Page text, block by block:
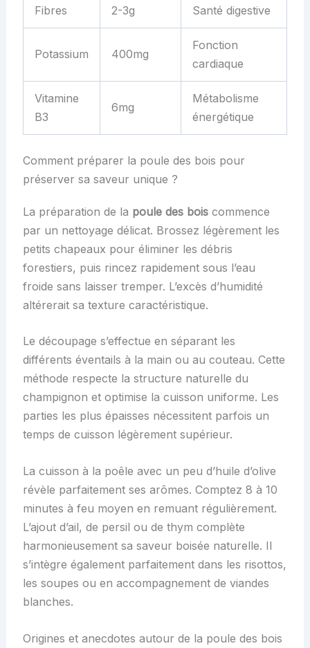
Fibres 2-3g Santé digestive
Potassium 400mg
Fonction
cardiaque
Vitamine
B3
6mg
Métabolisme
énergétique
Comment préparer la poule des bois pour
préserver sa saveur unique ?
La préparation de la poule des boiscommence
par un nettoyage délicat. Brossez légèrement les
petits chapeaux pour éliminer les débris
forestiers, puis rincez rapidement sous l’eau
froide sans laisser tremper. L’excès d’humidité
altérerait sa texture caractéristique.
Le découpage s’effectue en séparant les
différents éventails à la main ou au couteau. Cette
méthode respecte la structure naturelle du
champignon et optimise la cuisson uniforme. Les
parties les plus épaisses nécessitent parfois un
temps de cuisson légèrement supérieur.
La cuisson à la poêle avec un peu d’huile d’olive
révèle parfaitement ses arômes. Comptez 8 à 10
minutes à feu moyen en remuant régulièrement.
L’ajout d’ail, de persil ou de thym complète
harmonieusement sa saveur boisée naturelle. Il
s’intègre également parfaitement dans les risottos,
les soupes ou en accompagnement de viandes
blanches.
Origines et anecdotes autour de la poule des bois